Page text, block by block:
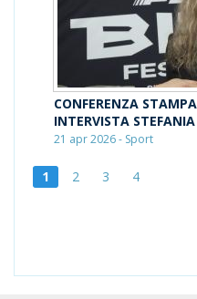
CONFERENZA
INTERVISTA
21 apr 2026 - Sport
1 2 3 4